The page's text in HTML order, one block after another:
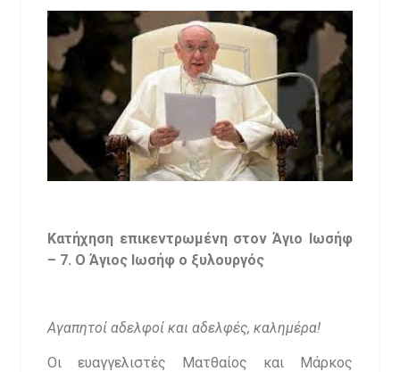
Κατήχηση επικεντρωμένη στον Άγιο Ιωσήφ
– 7. Ο Άγιος Ιωσήφ ο ξυλουργός
Αγαπητοί αδελφοί και αδελφές, καλημέρα!
Οι ευαγγελιστές Ματθαίος και Μάρκος